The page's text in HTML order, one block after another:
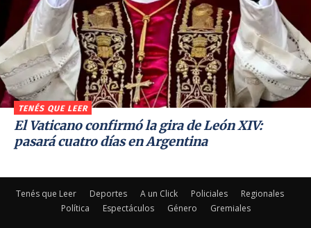
TENÉS QUE LEER
El Vaticano confirmó la gira de León XIV:
pasará cuatro días en Argentina
Tenés que Leer Deportes A un Click Policiales
Regionales
Política
Espectáculos Género Gremiales